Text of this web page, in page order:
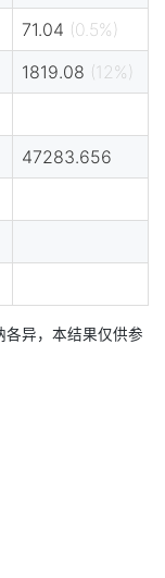
71.04 (0.5%)
1819.08 (12%)
47283.656
异，本结果仅供参